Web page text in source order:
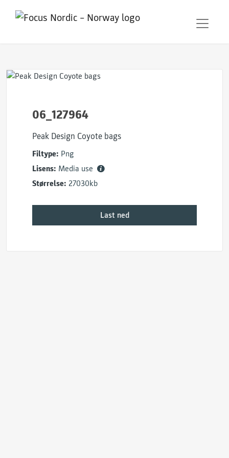
06_127964
Peak Design Coyote bags
Filtype: Png
Lisens: Media use
Størrelse: 27030kb
Last ned